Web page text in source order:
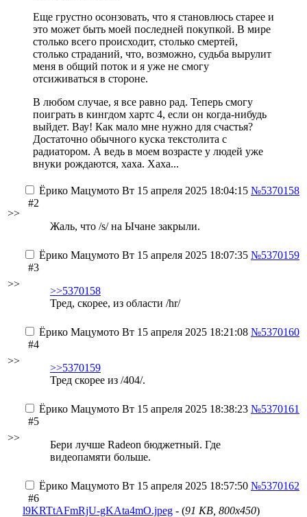
Еще грустно осонзовать, что я становлюсь старее и
это может быть моей последней покупкой. В мире
столько всего происходит, столько смертей,
столько страданий, что, возможно, судьба вырулит
меня в общий поток и я уже не смогу
отсиживаться в стороне.
В любом случае, я все равно рад. Теперь смогу
поиграть в кингдом хартс 4, если он когда-нибудь
выйдет. Вау! Как мало мне нужно для счастья?
Достаточно обычного куска текстолита с
радиатором. А ведь в моем возрасте у людей уже
внуки рождаются, хаха. Хаха...
>>
Ёрико Мацумото Вт 15 апреля 2025 18:04:15 №5370158
#2
Жаль, что /s/ на Ычане закрыли.
>>
Ёрико Мацумото Вт 15 апреля 2025 18:07:35 №5370159
#3
>>5370158
Тред, скорее, из области /hr/
>>
Ёрико Мацумото Вт 15 апреля 2025 18:21:08 №5370160
#4
>>5370159
Тред скорее из /404/.
>>
Ёрико Мацумото Вт 15 апреля 2025 18:38:23 №5370161
#5
Бери лучше Radeon бюджетный. Где
видеопамяти больше.
Ёрико Мацумото Вт 15 апреля 2025 18:57:50 №5370162
#6
l9KRTtAFmRjU-gKAta4mO.jpeg - (91 KB, 800x450)